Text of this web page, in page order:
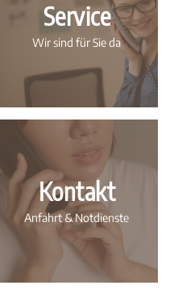
Service
Wir sind für Sie da
Kontakt
Anfahrt & Notdienste